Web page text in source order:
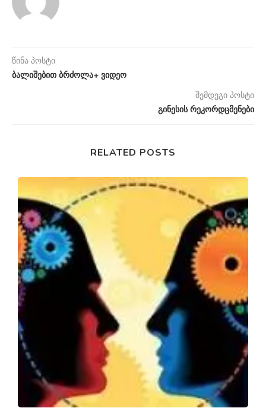
წინა პოსტი
ბალიშებით ბრძოლა+ ვიდეო
შემდეგი პოსტი
გინესის რეკორდცმენები
RELATED POSTS